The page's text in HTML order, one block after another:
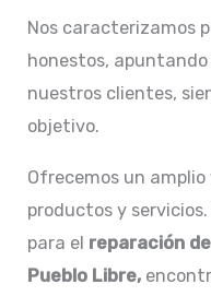
Nos caracterizamos
honestos,
nuestros clientes,
objetivo.
Ofrecemos un
productos y
para el reparación de
Pueblo Libre,